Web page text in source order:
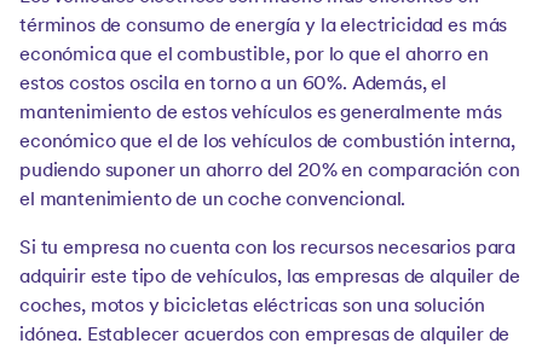
términos de consumo de energía y la electricidad es más
económica que el combustible, por lo que el ahorro en
estos costos oscila en torno a un 60%. Además, el
mantenimiento de estos vehículos es generalmente más
económico que el de los vehículos de combustión interna,
pudiendo suponer un ahorro del 20% en comparación con
el mantenimiento de un coche convencional.
Si tu empresa no cuenta con los recursos necesarios para
adquirir este tipo de vehículos, las empresas de alquiler de
coches, motos y bicicletas eléctricas son una solución
idónea. Establecer acuerdos con empresas de alquiler de